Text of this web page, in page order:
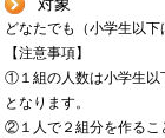
対象
どなたでも（小学生以下
【注意事項】
①１組の人数は小学生以
となります。
②１人で２組分を作るこ